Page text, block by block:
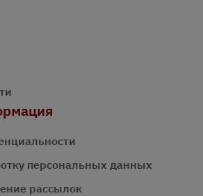
персональных данных
рассылок